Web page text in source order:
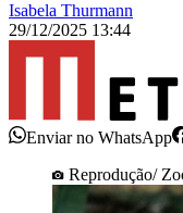
Isabela Thurmann
29/12/2025 13:44
Enviar no WhatsApp
Reprodução/